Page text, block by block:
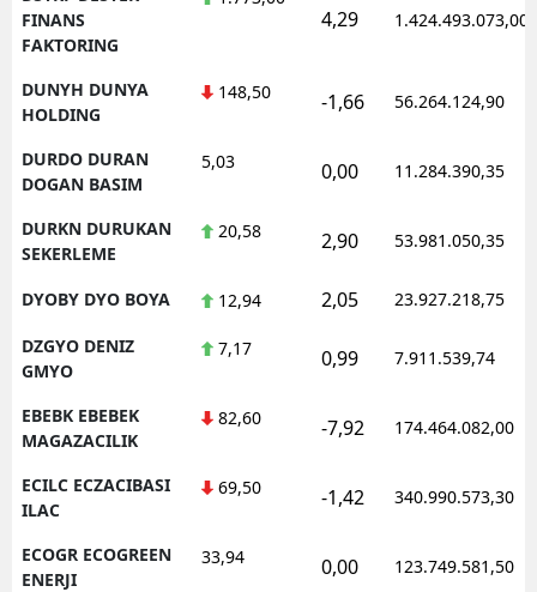
FINANS
FAKTORING
4,29 1.424.493.073,00
DUNYH DUNYA
HOLDING
148,50 -1,66 56.264.124,90
DURDO DURAN
DOGAN BASIM
5,03 0,00 11.284.390,35
DURKN DURUKAN
SEKERLEME
20,58 2,90 53.981.050,35
DYOBY DYO BOYA 12,94 2,05 23.927.218,75
DZGYO DENIZ
GMYO
7,17 0,99 7.911.539,74
EBEBK EBEBEK
MAGAZACILIK
82,60 -7,92 174.464.082,00
ECILC ECZACIBASI
ILAC
69,50 -1,42 340.990.573,30
ECOGR ECOGREEN
ENERJI
33,94 0,00 123.749.581,50